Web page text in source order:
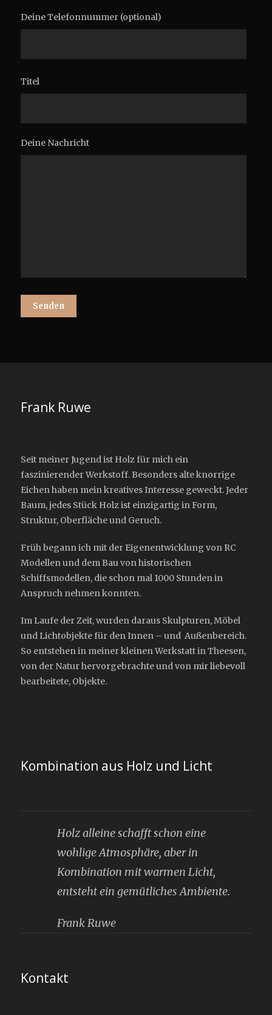
Deine Telefonnummer (optional)
Titel
Deine Nachricht
Frank Ruwe
Seit meiner Jugend ist Holz für mich ein
faszinierender Werkstoff. Besonders alte knorrige
Eichen haben mein kreatives Interesse geweckt. Jeder
Baum, jedes Stück Holz ist einzigartig in Form,
Struktur, Oberfläche und Geruch.
Früh begann ich mit der Eigenentwicklung von RC
Modellen und dem Bau von historischen
Schiffsmodellen, die schon mal 1000 Stunden in
Anspruch nehmen konnten.
Im Laufe der Zeit, wurden daraus Skulpturen, Möbel
und Lichtobjekte für den Innen – und Außenbereich.
So entstehen in meiner kleinen Werkstatt in Theesen,
von der Natur hervorgebrachte und von mir liebevoll
bearbeitete, Objekte.
Kombination aus Holz und Licht
Holz alleine schafft schon eine
wohlige Atmosphäre, aber in
Kombination mit warmen Licht,
entsteht ein gemütliches Ambiente.
Frank Ruwe
Kontakt